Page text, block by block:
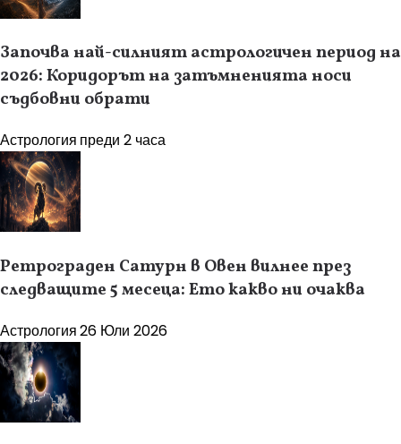
Започва най-силният астрологичен период на
2026: Коридорът на затъмненията носи
съдбовни обрати
Астрология преди 2 часа
Ретрограден Сатурн в Овен вилнее през
следващите 5 месеца: Ето какво ни очаква
Астрология26 Юли 2026